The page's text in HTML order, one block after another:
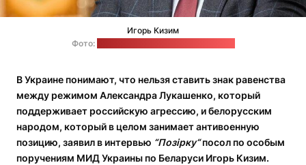
Игорь Кизим
Фото:
В Украине понимают, что нельзя ставить знак равенства
между режимом Александра Лукашенко, который
поддерживает российскую агрессию, и белорусским
народом, который в целом занимает антивоенную
позицию, заявил в интервью “Позірку“посол по особым
поручениям МИД Украины по Беларуси Игорь Кизим.